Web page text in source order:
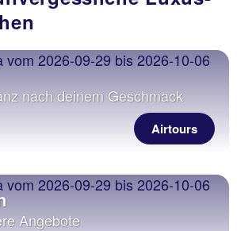
nach deinem Geschmack
Airtours
Angebote